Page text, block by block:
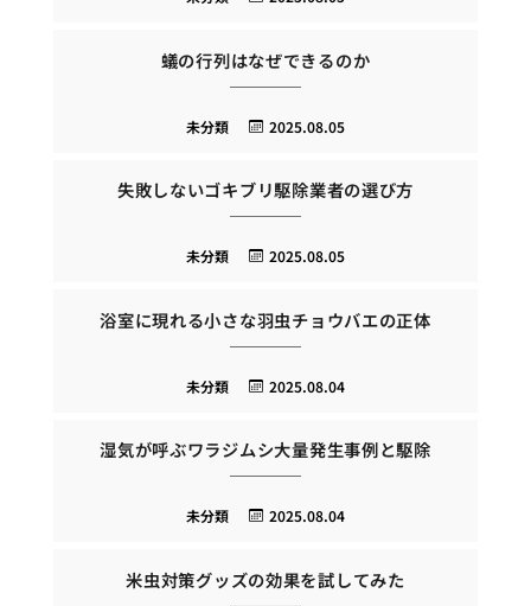
蟻の行列はなぜできるのか
2025.08.05
未分類
失敗しないゴキブリ駆除業者の選び方
2025.08.05
未分類
浴室に現れる小さな羽虫チョウバエの正体
2025.08.04
未分類
湿気が呼ぶワラジムシ大量発生事例と駆除
2025.08.04
未分類
米虫対策グッズの効果を試してみた